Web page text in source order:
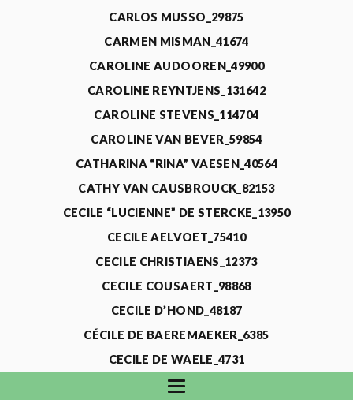
CARLOS MUSSO_29875
CARMEN MISMAN_41674
CAROLINE AUDOOREN_49900
CAROLINE REYNTJENS_131642
CAROLINE STEVENS_114704
CAROLINE VAN BEVER_59854
CATHARINA “RINA” VAESEN_40564
CATHY VAN CAUSBROUCK_82153
CECILE “LUCIENNE” DE STERCKE_13950
CECILE AELVOET_75410
CECILE CHRISTIAENS_12373
CECILE COUSAERT_98868
CECILE D’HOND_48187
CÉCILE DE BAEREMAEKER_6385
CECILE DE WAELE_4731
CECILE DEVOS_115318